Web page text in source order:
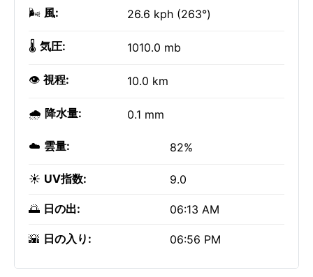
🌬️ 風: 26.6 kph (263°)
🌡️ 気圧: 1010.0 mb
👁️ 視程: 10.0 km
🌧️ 降水量: 0.1 mm
☁️ 雲量: 82%
☀️ UV指数: 9.0
🌅 日の出: 06:13 AM
🌇 日の入り: 06:56 PM